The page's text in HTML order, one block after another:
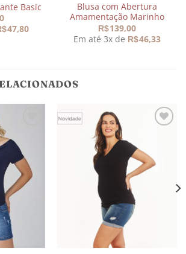
Basic
47,80
Blusa com Abertura
Amamentação Marinho
R$139,00
Em até 3x de R$46,33
Adicionar
aos
meus
desejos
Adicionar
aos
meus